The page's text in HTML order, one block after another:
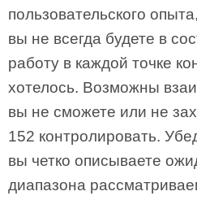
пользовательского
вы не всегда будете в
работу в каждой точке
хотелось. Возможны
вы не сможете или не
152 контролировать.
вы четко описываете
диапазона